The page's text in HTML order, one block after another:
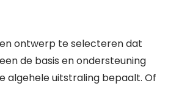
ontwerp te selecteren dat
de basis en ondersteuning
algehele uitstraling bepaalt. Of